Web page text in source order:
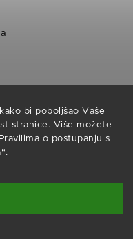
bi poboljšao Vaše
stranice. Više možete
o postupanju s